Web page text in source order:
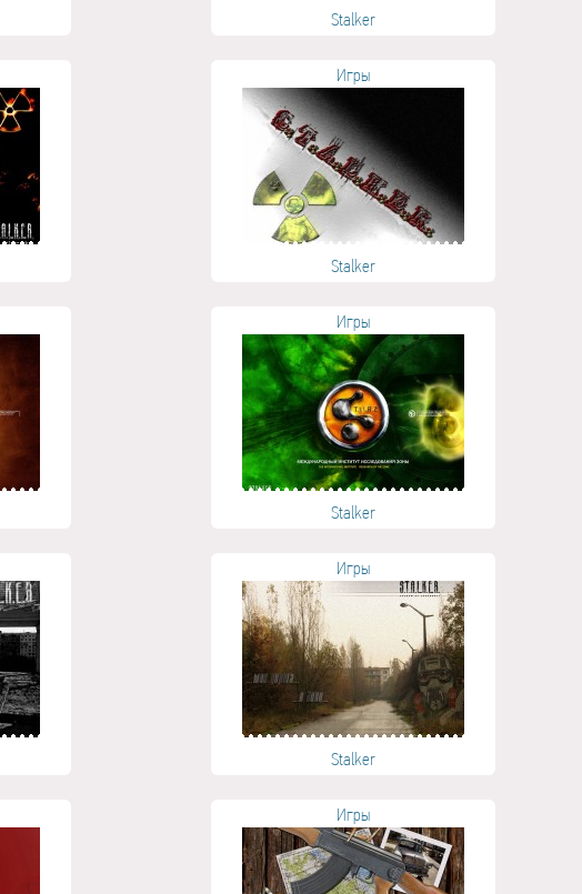
Stalker
Игры
Stalker
Игры
Stalker
Игры
Stalker
Игры